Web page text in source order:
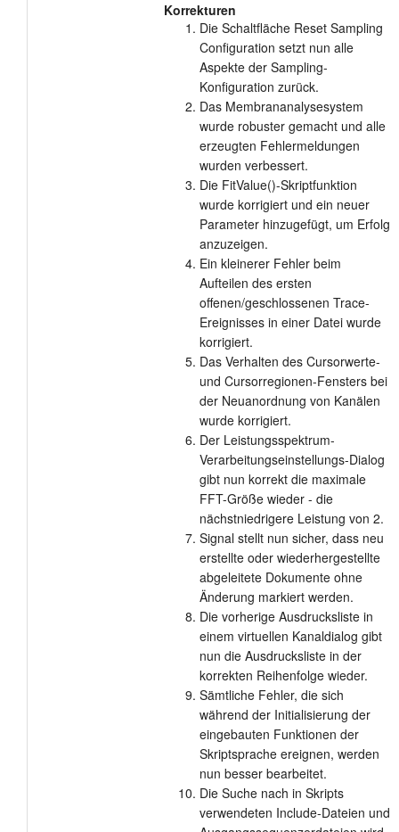
Korrekturen
Die Schaltfläche Reset Sampling
Configuration setzt nun alle
Aspekte der Sampling-
Konfiguration zurück.
Das Membrananalysesystem
wurde robuster gemacht und alle
erzeugten Fehlermeldungen
wurden verbessert.
Die FitValue()-Skriptfunktion
wurde korrigiert und ein neuer
Parameter hinzugefügt, um Erfolg
anzuzeigen.
Ein kleinerer Fehler beim
Aufteilen des ersten
offenen/geschlossenen Trace-
Ereignisses in einer Datei wurde
korrigiert.
Das Verhalten des Cursorwerte-
und Cursorregionen-Fensters bei
der Neuanordnung von Kanälen
wurde korrigiert.
Der Leistungsspektrum-
Verarbeitungseinstellungs-Dialog
gibt nun korrekt die maximale
FFT-Größe wieder - die
nächstniedrigere Leistung von 2.
Signal stellt nun sicher, dass neu
erstellte oder wiederhergestellte
abgeleitete Dokumente ohne
Änderung markiert werden.
Die vorherige Ausdrucksliste in
einem virtuellen Kanaldialog gibt
nun die Ausdrucksliste in der
korrekten Reihenfolge wieder.
Sämtliche Fehler, die sich
während der Initialisierung der
eingebauten Funktionen der
Skriptsprache ereignen, werden
nun besser bearbeitet.
Die Suche nach in Skripts
verwendeten Include-Dateien und